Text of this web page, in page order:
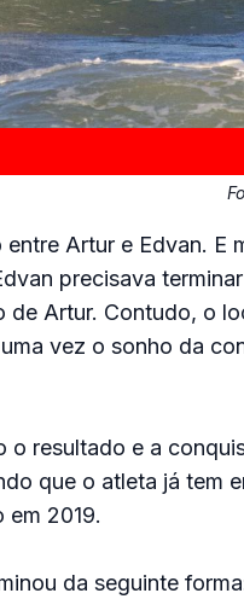
Artur e Edvan. E
precisava
Artur. Contudo, o
vez o sonho da
o resultado e a
que o atleta já tem
2019.
da seguinte